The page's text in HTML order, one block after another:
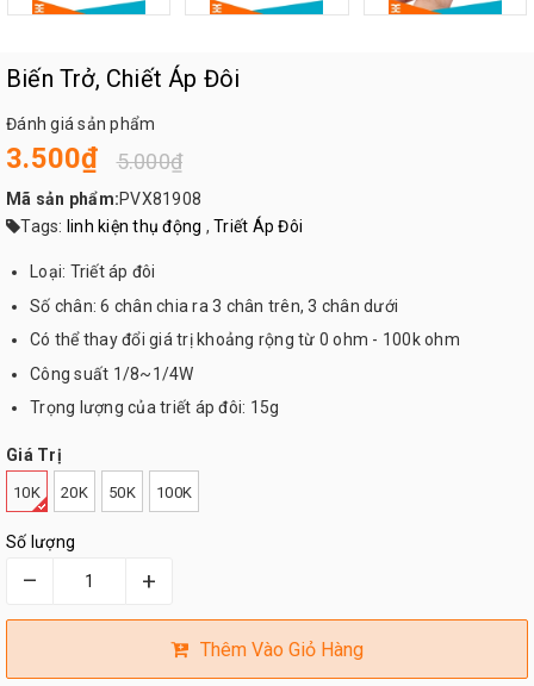
Biến Trở, Chiết Áp Đôi
Đánh giá sản phẩm
3.500₫ 5.000₫
Mã sản phẩm:PVX81908
Tags: linh kiện thụ động , Triết Áp Đôi
Loại: Triết áp đôi
Số chân: 6 chân chia ra 3 chân trên, 3 chân dưới
Có thể thay đổi giá trị khoảng rộng từ 0 ohm - 100k ohm
Công suất 1/8~1/4W
Trọng lượng của triết áp đôi: 15g
Giá Trị
10K 20K 50K 100K
Số lượng
– +
Thêm Vào Giỏ Hàng